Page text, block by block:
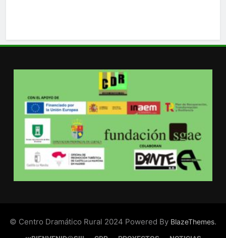
© Centro Dramático Rural 2024 Powered By BlazeThemes.